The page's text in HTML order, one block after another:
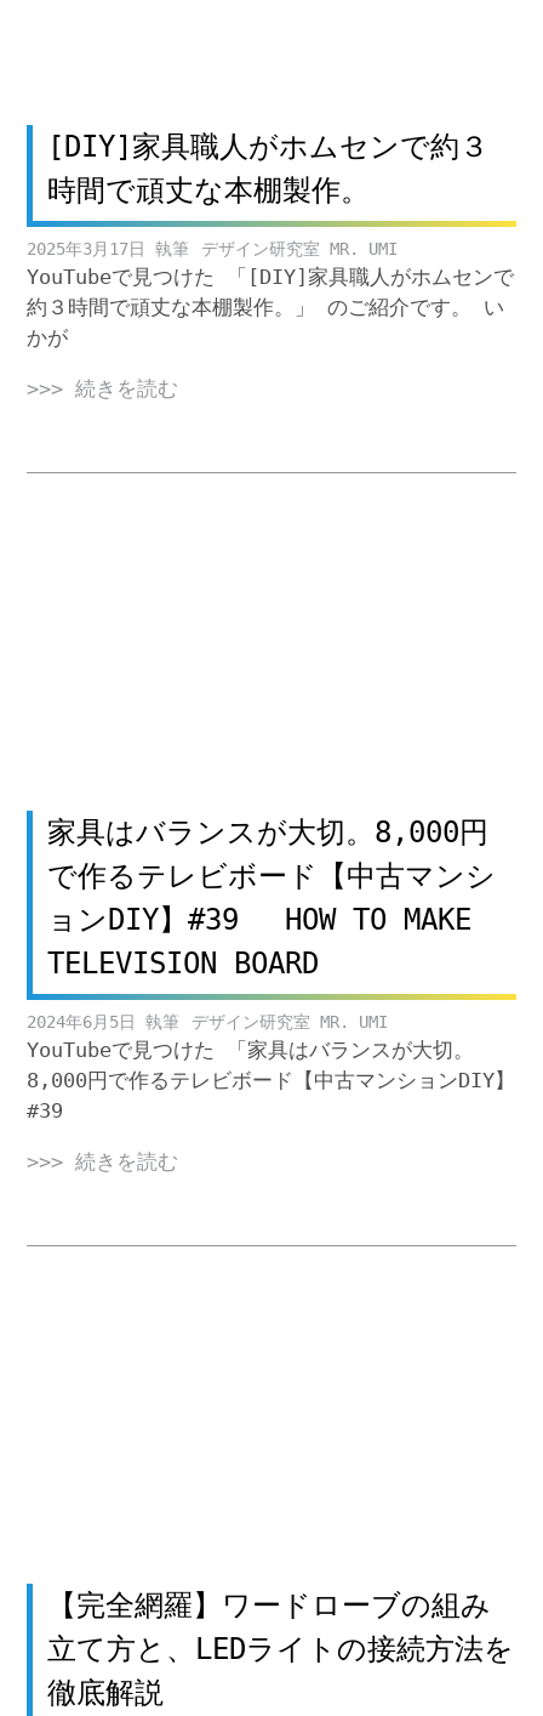
[DIY]家具職人がホムセンで約３
時間で頑丈な本棚製作。
2025年3月17日 デザイン研究室 MR. UMI
YouTubeで見つけた 「[DIY]家具職人がホムセンで
約３時間で頑丈な本棚製作。」 のご紹介です。 い
かが
>>> 続きを読む
家具はバランスが大切。8,000円
で作るテレビボード【中古マンシ
ョンDIY】#39 HOW TO MAKE
TELEVISION BOARD
2024年6月5日 デザイン研究室 MR. UMI
YouTubeで見つけた 「家具はバランスが大切。
8,000円で作るテレビボード【中古マンションDIY】
#39
>>> 続きを読む
【完全網羅】ワードローブの組み
立て方と、LEDライトの接続方法を
徹底解説